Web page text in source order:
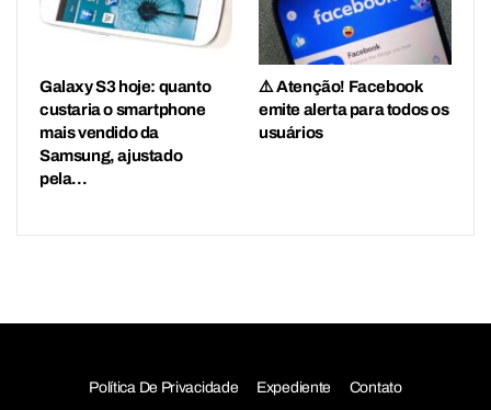
Galaxy S3 hoje: quanto
custaria o smartphone
mais vendido da
Samsung, ajustado
pela…
⚠️ Atenção! Facebook
emite alerta para todos os
usuários
Política De Privacidade Expediente Contato